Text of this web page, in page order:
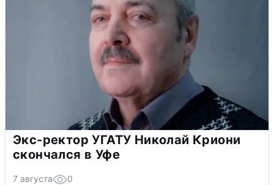
Экс-ректор УГАТУ Николай Криони
скончался в Уфе
7 августа 0